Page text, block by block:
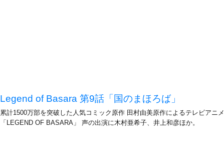
Legend of Basara 第9話「国のまほろば」
累計1500万部を突破した人気コミック原作 田村由美原作によるテレビアニメ
「LEGEND OF BASARA」 声の出演に木村亜希子、井上和彦ほか。